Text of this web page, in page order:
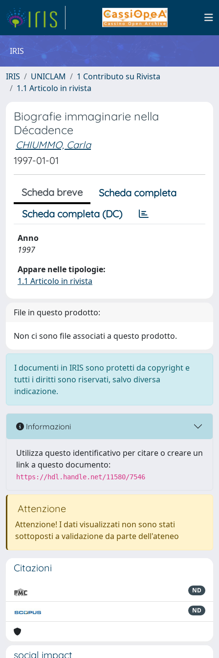
IRIS
IRIS UNICLAM
1 Contributo su Rivista
1.1 Articolo in rivista
Biografie immaginarie nella
Décadence
CHIUMMO, Carla
1997-01-01
Scheda breve
Scheda completa
Scheda completa (DC)
Anno
1997
Appare nelle tipologie:
1.1 Articolo in rivista
File in questo prodotto:
Non ci sono file associati a questo prodotto.
I documenti in IRIS sono protetti da copyright e
tutti i diritti sono riservati, salvo diversa
indicazione.
Informazioni
Utilizza questo identificativo per citare o creare un
link a questo documento:
https://hdl.handle.net/11580/7546
Attenzione
Attenzione! I dati visualizzati non sono stati
sottoposti a validazione da parte dell'ateneo
Citazioni
ND
ND
social impact